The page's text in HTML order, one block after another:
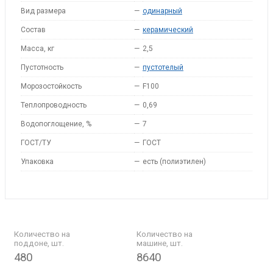
Вид размера — одинарный
Состав — керамический
Масса, кг — 2,5
Пустотность — пустотелый
Морозостойкость — F100
Теплопроводность — 0,69
Водопоглощение, % — 7
ГОСТ/ТУ — ГОСТ
Упаковка — есть (полиэтилен)
Количество на
поддоне, шт.
480
Количество на
машине, шт.
8640